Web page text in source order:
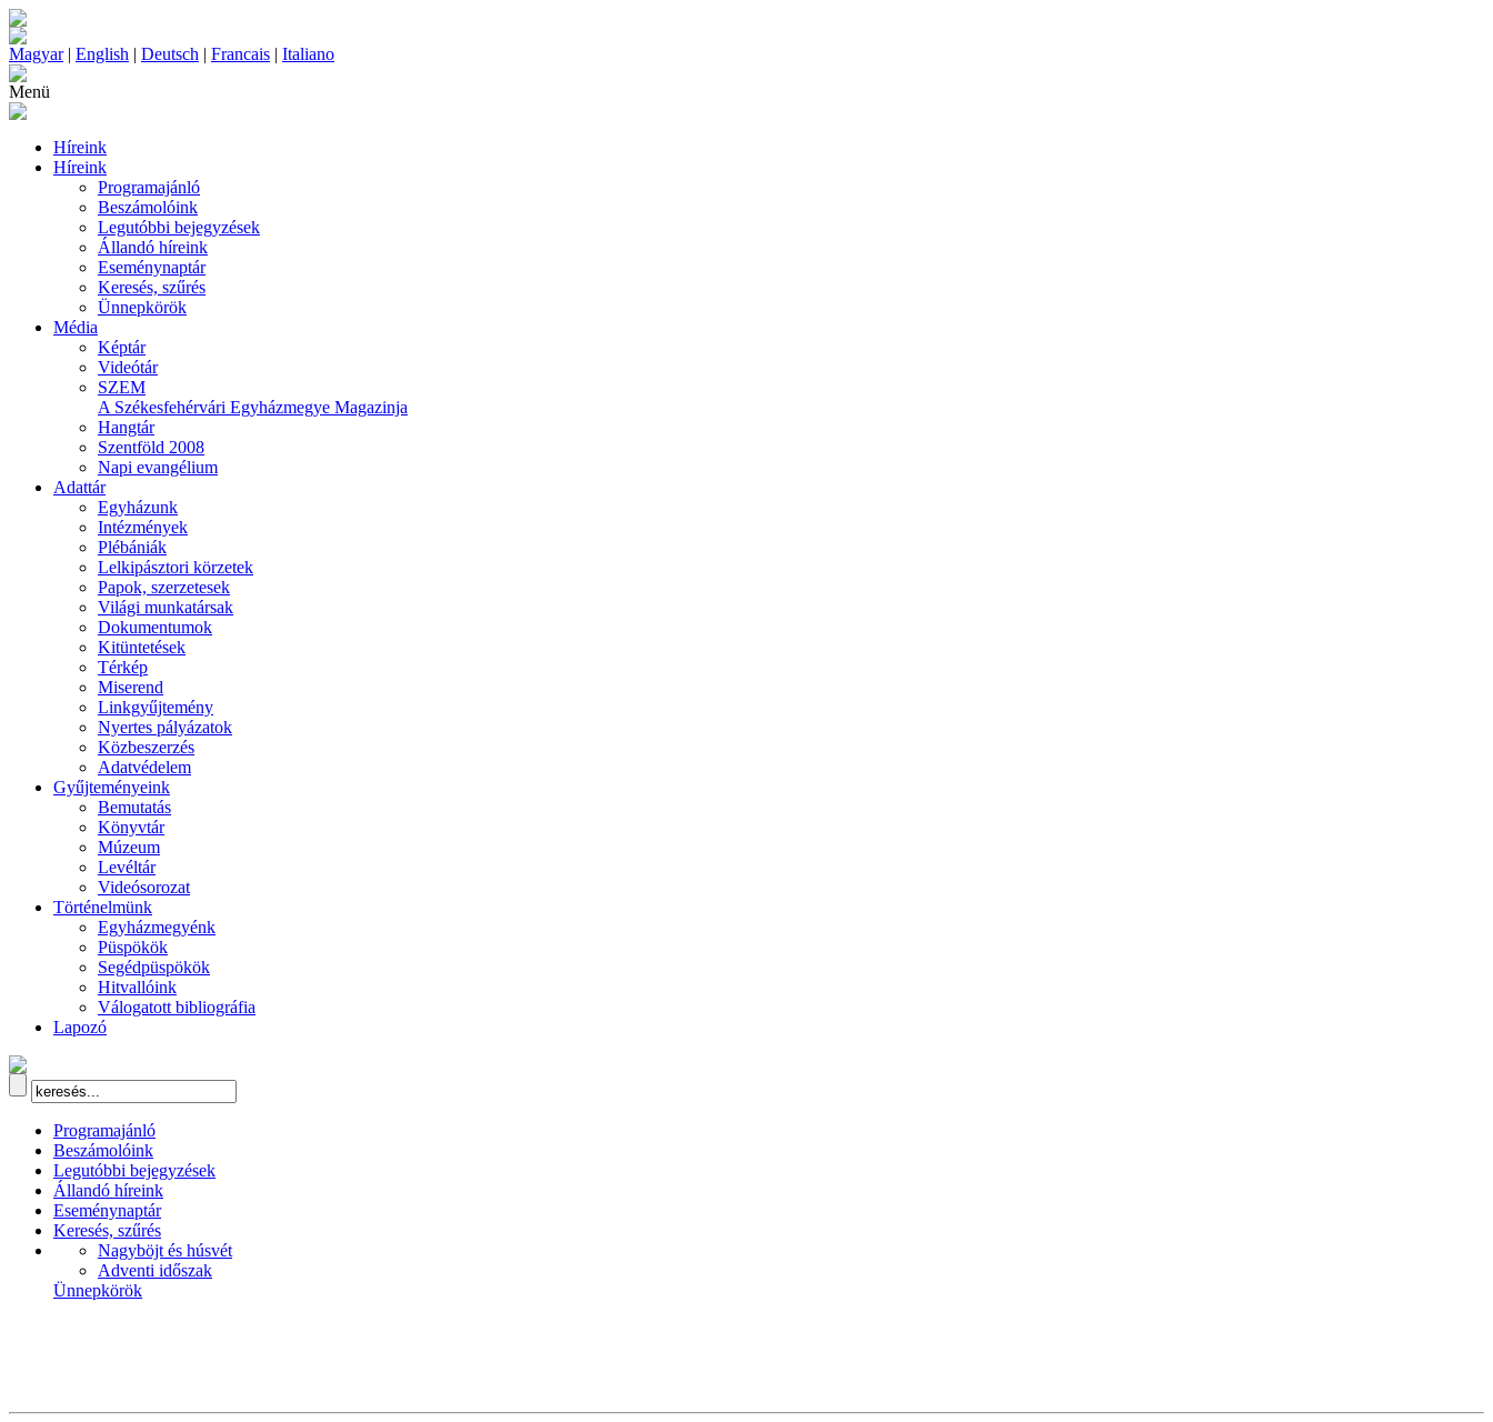
Magyar| English | Deutsch | Francais | Italiano
Menü
Híreink
Híreink
Programajánló
Beszámolóink
Legutóbbi bejegyzések
Állandó híreink
Eseménynaptár
Keresés, szűrés
Ünnepkörök
Média
Képtár
Videótár
SZEM
A Székesfehérvári Egyházmegye Magazinja
Hangtár
Szentföld 2008
Napi evangélium
Adattár
Egyházunk
Intézmények
Plébániák
Lelkipásztori körzetek
Papok, szerzetesek
Világi munkatársak
Dokumentumok
Kitüntetések
Térkép
Miserend
Linkgyűjtemény
Nyertes pályázatok
Közbeszerzés
Adatvédelem
Gyűjteményeink
Bemutatás
Könyvtár
Múzeum
Levéltár
Videósorozat
Történelmünk
Egyházmegyénk
Püspökök
Segédpüspökök
Hitvallóink
Válogatott bibliográfia
Lapozó
Programajánló
Beszámolóink
Legutóbbi bejegyzések
Állandó híreink
Eseménynaptár
Keresés, szűrés
Nagyböjt és húsvét
Adventi időszak
Ünnepkörök